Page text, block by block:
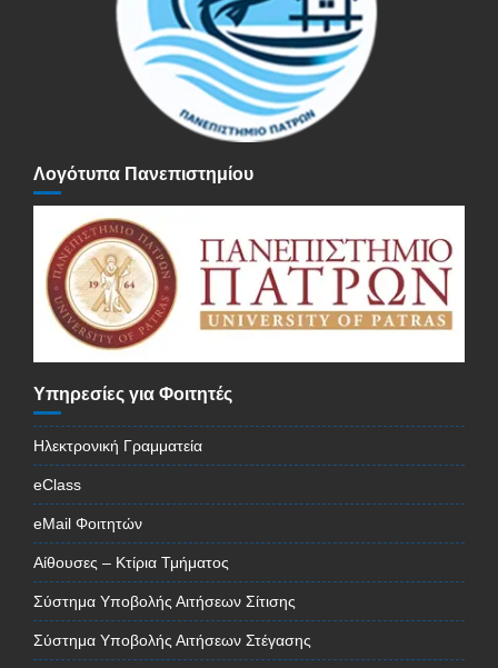
Λογότυπα Πανεπιστημίου
Υπηρεσίες για Φοιτητές
Ηλεκτρονική Γραμματεία
eClass
eMail Φοιτητών
Αίθουσες – Κτίρια Τμήματος
Σύστημα Υποβολής Αιτήσεων Σίτισης
Σύστημα Υποβολής Αιτήσεων Στέγασης